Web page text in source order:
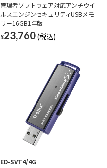
管理者ソフトウェア対応アンチウイ
ルスエンジンセキュリティUSBメモ
リー16GB1年版
¥23,760
ED-SVT4/4G